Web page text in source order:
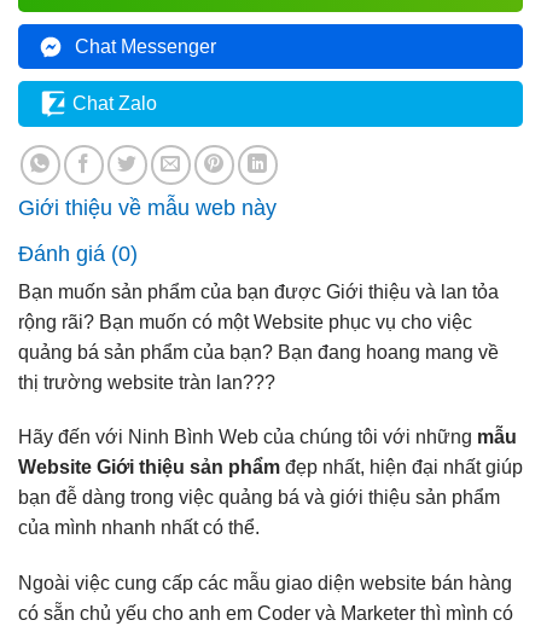
Chat Messenger
Chat Zalo
Giới thiệu về mẫu web này
Đánh giá (0)
Bạn muốn sản phẩm của bạn được Giới thiệu và lan tỏa
rộng rãi? Bạn muốn có một Website phục vụ cho việc
quảng bá sản phẩm của bạn? Bạn đang hoang mang về
thị trường website tràn lan???
Hãy đến với Ninh Bình Web của chúng tôi với những mẫu
Website Giới thiệu sản phẩm đẹp nhất, hiện đại nhất giúp
bạn đễ dàng trong việc quảng bá và giới thiệu sản phẩm
của mình nhanh nhất có thể.
Ngoài việc cung cấp các mẫu giao diện website bán hàng
có sẵn chủ yếu cho anh em Coder và Marketer thì mình có